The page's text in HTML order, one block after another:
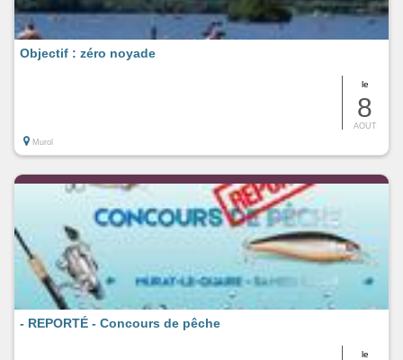
le
8
AOUT
Objectif : zéro noyade
Murol
le
- REPORTÉ - Concours de pêche